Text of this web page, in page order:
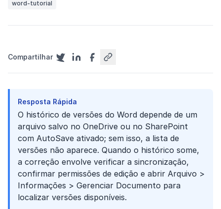
word-tutorial
Compartilhar
Resposta Rápida
O histórico de versões do Word depende de um
arquivo salvo no OneDrive ou no SharePoint
com AutoSave ativado; sem isso, a lista de
versões não aparece. Quando o histórico some,
a correção envolve verificar a sincronização,
confirmar permissões de edição e abrir Arquivo >
Informações > Gerenciar Documento para
localizar versões disponíveis.